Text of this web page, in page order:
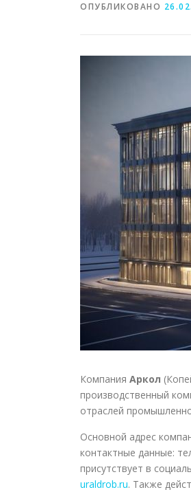
ОПУБЛИКОВАНО
Компания Аркол
производственный
отраслей
Основной адрес
контактные данные:
присутствует в
uraldrob.ru. Также